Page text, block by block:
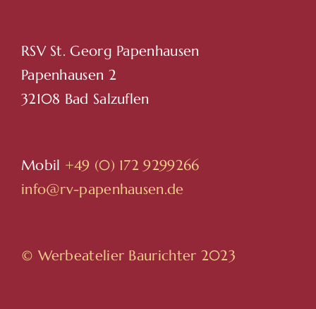
RSV St. Georg Papenhausen
Papenhausen 2
32108 Bad Salzuflen
Mobil +49 (0) 172 9299266
info@rv-papenhausen.de
© Werbeatelier Baurichter 2023